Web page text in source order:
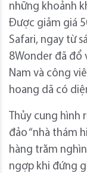
những khoảnh
Được giảm giá
Safari, ngay từ
8Wonder đã đổ
Nam và công
hoang dã có
Thủy cung
đảo “nhà thám
hàng trăm
ngợp khi đứng